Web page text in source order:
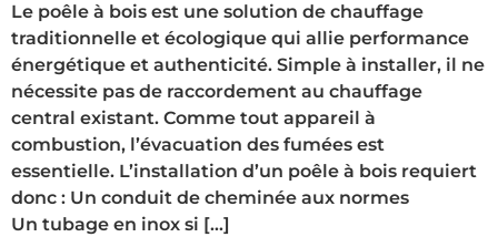
Le poêle à bois est une solution de chauffage
traditionnelle et écologique qui allie performance
énergétique et authenticité. Simple à installer, il ne
nécessite pas de raccordement au chauffage
central existant. Comme tout appareil à
combustion, l’évacuation des fumées est
essentielle. L’installation d’un poêle à bois requiert
donc : Un conduit de cheminée aux normes
Un tubage en inox si […]